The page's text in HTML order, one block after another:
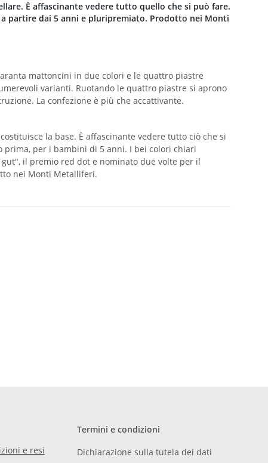
È affascinante vedere tutto quello che si può fare.
partire dai 5 anni e pluripremiato. Prodotto nei Monti
mattoncini in due colori e le quattro piastre
varianti. Ruotando le quattro piastre si aprono
La confezione è più che accattivante.
la base. È affascinante vedere tutto ciò che si
prima, per i bambini di 5 anni. I bei colori chiari
il premio red dot e nominato due volte per il
nei Monti Metalliferi.
e resi
Termini e condizioni
Dichiarazione sulla tutela dei dati